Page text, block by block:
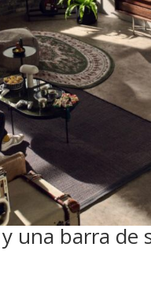
una barra de